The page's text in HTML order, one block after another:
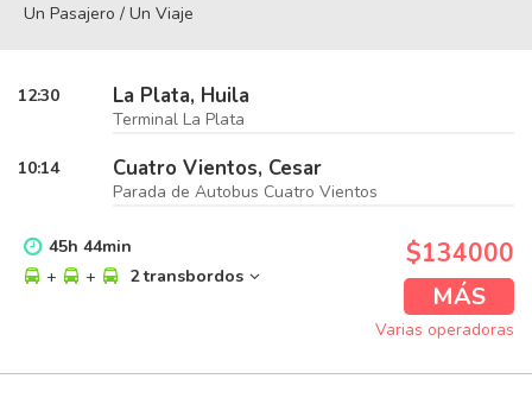
Un Pasajero / Un Viaje
12:30 La Plata, Huila
Terminal La Plata
10:14 Cuatro Vientos, Cesar
Parada de Autobus Cuatro Vientos
45h 44min
+
+ 2 transbordos
$134000
MÁS
Varias operadoras